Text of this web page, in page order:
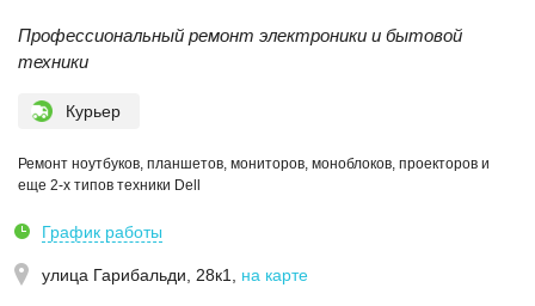
Профессиональный ремонт электроники и бытовой
техники
Курьер
Ремонт ноутбуков, планшетов, мониторов, моноблоков, проекторов и
еще 2-х типов техники Dell
График работы
улица Гарибальди, 28к1 на карте